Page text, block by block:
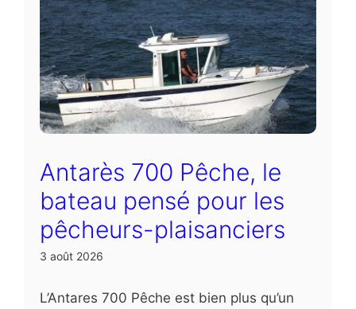
Antarès 700 Pêche, le
bateau pensé pour les
pêcheurs-plaisanciers
3 août 2026
L’Antares 700 Pêche est bien plus qu’un